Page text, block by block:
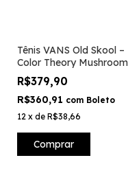
Tênis VANS Old Skool –
Color Theory Mushroom
R$379,90
R$360,91 com Boleto
12 x de R$38,66
Comprar